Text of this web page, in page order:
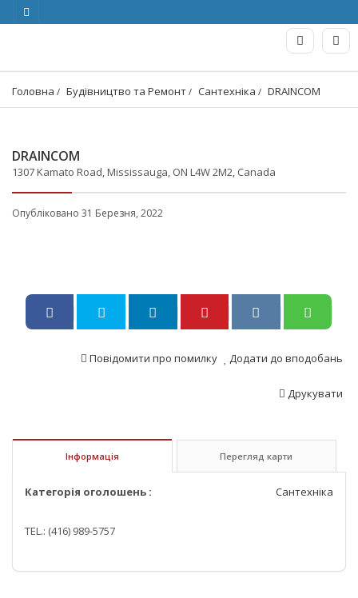
Головна Будівництво та Ремонт Сантехніка DRAINCOM
DRAINCOM
1307 Kamato Road, Mississauga, ON L4W 2M2, Canada
Опубліковано 31 Березня, 2022
Додати до вподобань
Повідомити про помилку
Друкувати
Інформація Перегляд карти
Категорія оголошень : Сантехніка
TEL.: (416) 989-5757